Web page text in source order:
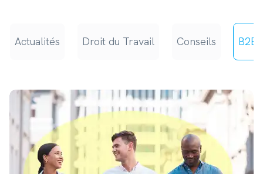
Actualités Droit du Travail Conseils B2B